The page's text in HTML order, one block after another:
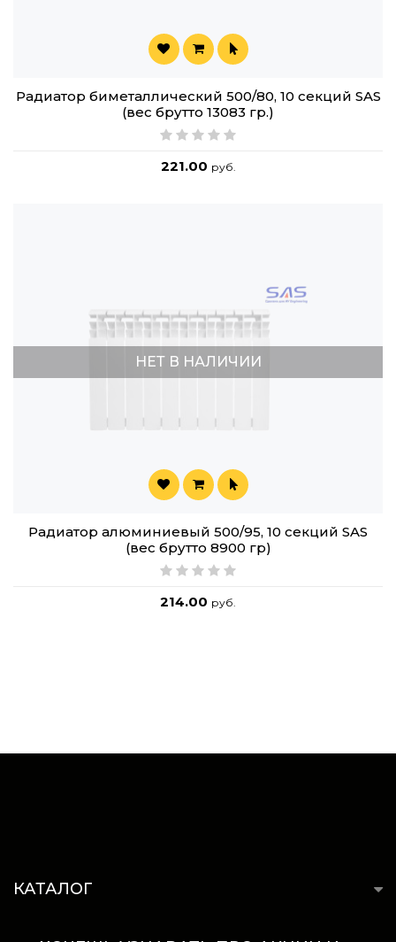
Радиатор биметаллический 500/80, 10 секций SAS
(вес брутто 13083 гр.)
221.00 руб.
НЕТ В НАЛИЧИИ
Радиатор алюминиевый 500/95, 10 секций SAS
(вес брутто 8900 гр)
214.00 руб.
КАТАЛОГ